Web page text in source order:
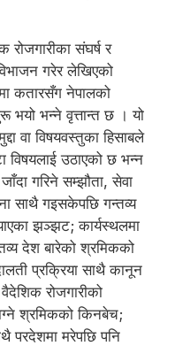
संघर्ष र
गरेर लेखिएको
कतारसँग नेपालको
भयो भन्ने वृत्तान्त छ । यो
वा विषयवस्तुका हिसाबले
विषयलाई उठाएको छ भन्न
गरिने सम्झौता, सेवा
साथै गइसकेपछि गन्तव्य
झञ्झट; कार्यस्थलमा
देश बारेको श्रमिकको
प्रक्रिया साथै कानून
रोजगारीको
श्रमिकको किनबेच;
परदेशमा मरेपछि पनि